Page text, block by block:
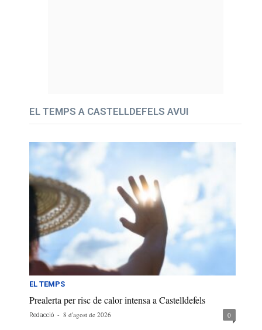
EL TEMPS A CASTELLDEFELS AVUI
EL TEMPS
Prealerta per risc de calor intensa a Castelldefels
Redacció - 8 d'agost de 2026 0